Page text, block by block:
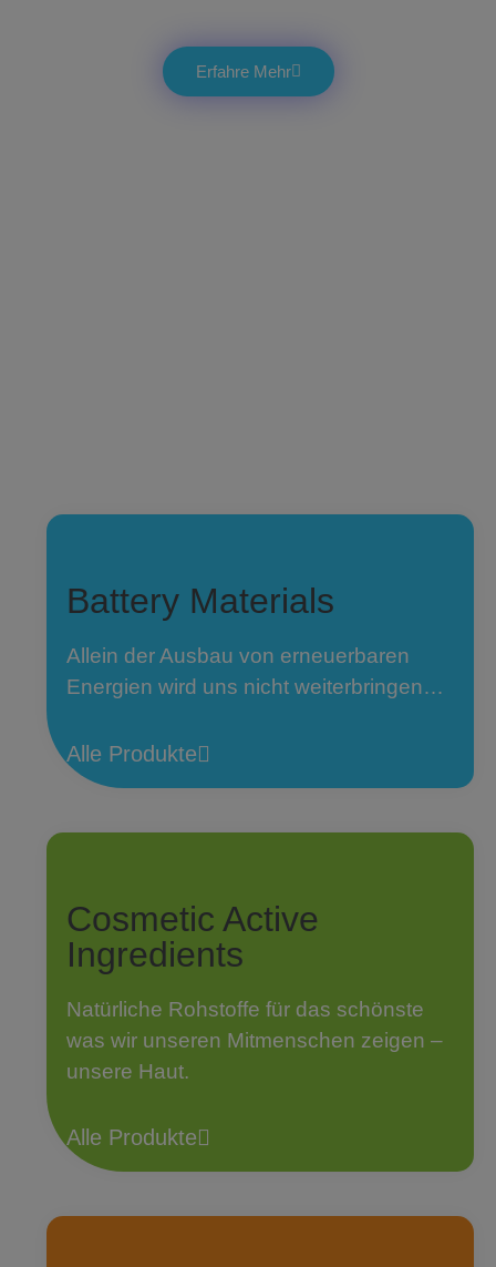
Erfahre Mehr
Battery Materials
Allein der Ausbau von erneuerbaren
Energien wird uns nicht weiterbringen…
Alle Produkte
Cosmetic Active
Ingredients
Natürliche Rohstoffe für das schönste
was wir unseren Mitmenschen zeigen –
unsere Haut.
Alle Produkte